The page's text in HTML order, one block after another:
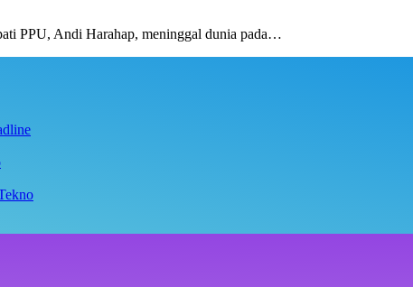
PPU, Andi Harahap, meninggal dunia pada…